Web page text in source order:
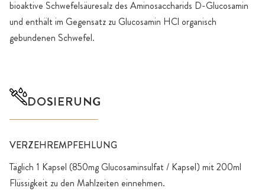
bioaktive Schwefelsäuresalz des Aminosaccharids D-Glucosamin
und enthält im Gegensatz zu Glucosamin HCl organisch
gebundenen Schwefel.
DOSIERUNG
VERZEHREMPFEHLUNG
Täglich 1 Kapsel (850mg Glucosaminsulfat / Kapsel) mit 200ml
Flüssigkeit zu den Mahlzeiten einnehmen.